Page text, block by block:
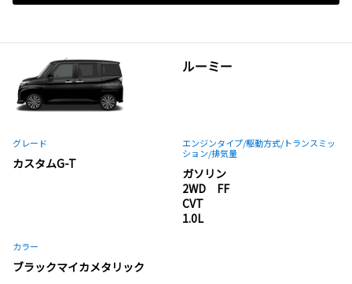
ルーミー
グレード
カスタムG-T
エンジンタイプ/駆動方式/トランスミッ
ション/排気量
ガソリン
2WD FF
CVT
1.0L
カラー
ブラックマイカメタリック